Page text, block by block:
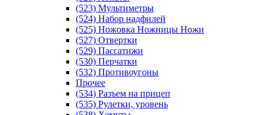
(523) Мультиметры
(524) Набор надфилей
(525) Ножовка Ножницы Ножи
(527) Отвертки
(529) Пассатижи
(530) Перчатки
(532) Противоугоны
Прочее
(534) Разъем на прицеп
(535) Рулетки, уровень